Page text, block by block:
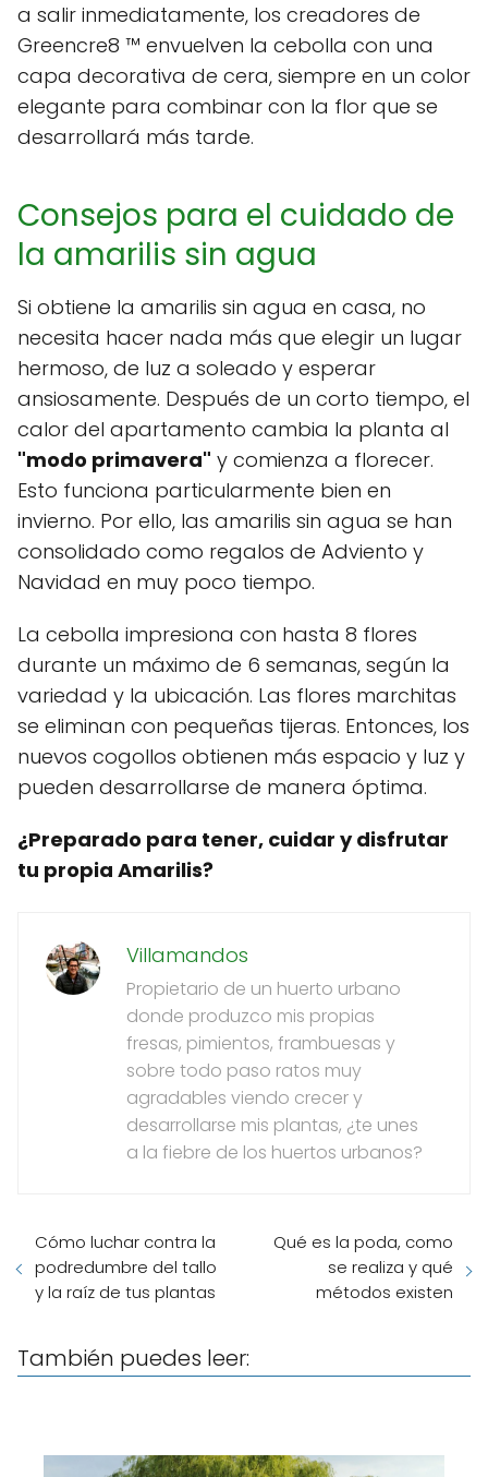
a salir inmediatamente, los creadores de
Greencre8 ™ envuelven la cebolla con una
capa decorativa de cera, siempre en un color
elegante para combinar con la flor que se
desarrollará más tarde.
Consejos para el cuidado de
la amarilis sin agua
Si obtiene la amarilis sin agua en casa, no
necesita hacer nada más que elegir un lugar
hermoso, de luz a soleado y esperar
ansiosamente. Después de un corto tiempo, el
calor del apartamento cambia la planta al
"modo primavera" y comienza a florecer.
Esto funciona particularmente bien en
invierno. Por ello, las amarilis sin agua se han
consolidado como regalos de Adviento y
Navidad en muy poco tiempo.
La cebolla impresiona con hasta 8 flores
durante un máximo de 6 semanas, según la
variedad y la ubicación. Las flores marchitas
se eliminan con pequeñas tijeras. Entonces, los
nuevos cogollos obtienen más espacio y luz y
pueden desarrollarse de manera óptima.
¿Preparado para tener, cuidar y disfrutar
tu propia Amarilis?
Villamandos
Propietario de un huerto urbano
donde produzco mis propias
fresas, pimientos, frambuesas y
sobre todo paso ratos muy
agradables viendo crecer y
desarrollarse mis plantas, ¿te unes
a la fiebre de los huertos urbanos?
Cómo luchar contra la
podredumbre del tallo
y la raíz de tus plantas
Qué es la poda, como
se realiza y qué
métodos existen
También puedes leer: